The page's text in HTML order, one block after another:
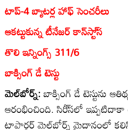
టాప్‌-4 బ్యాటర్ల హాఫ్‌ సెంచరీలు
ఆకట్టుకున్న టీనేజర్‌ కాన్‌స్టా్‌స
తొలి ఇన్నింగ్స్‌ 311/6
బాక్సింగ్‌ డే టెస్టు
మెల్‌బోర్న్‌:బాక్సింగ్‌ డే టెస్టును
ఆరంభించింది. సిరీ్‌సలో
టాపార్డర్‌ మెల్‌బోర్న్‌ మైదానంలో